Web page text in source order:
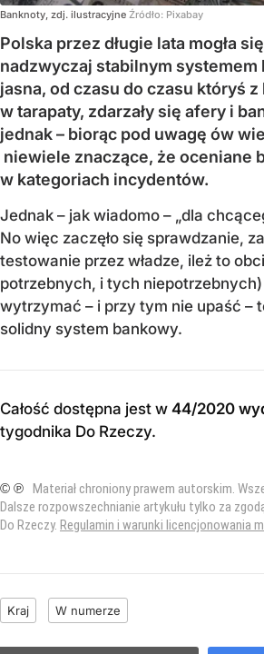
Banknoty, zdj. ilustracyjne Źródło: Pixabay
Polska przez długie lata mogła
nadzwyczaj stabilnym systemem
jasna, od czasu do czasu któryś z
w tarapaty, zdarzały się afery i
jednak – biorąc pod uwagę ów
niewiele znaczące, że oceniane
w kategoriach incydentów.
Jednak – jak wiadomo – „dla
No więc zaczęło się sprawdzanie,
testowanie przez władze, ileż to
potrzebnych, i tych
wytrzymać – i przy tym nie upaść –
solidny system bankowy.
Całość dostępna jest w 44/2020
tygodnika Do Rzeczy.
© ℗ Materiał chroniony prawem autorskim.
Dalsze rozpowszechnianie artykułu tylko za
Do Rzeczy. Regulamin i warunki licencjonowania
Kraj W numerze